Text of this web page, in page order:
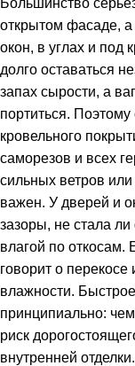
Большинство
открытом фасаде, а
окон, в углах и под
долго оставаться
запах сырости, а
портиться. Поэтому
кровельного
саморезов и всех
сильных ветров
важен. У дверей и
зазоры, не стала ли
влагой по откосам.
говорит о перекосе
влажности.
принципиально:
риск
внутренней отделки.